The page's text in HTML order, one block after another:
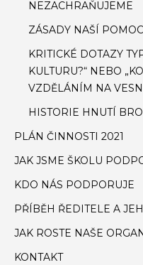
NEZACHRAŇUJEME
ZÁSADY NAŠÍ POMOCI
KRITICKÉ DOTAZY
KULTURU?“ NEBO
VZDĚLÁNÍM NA
HISTORIE HNUTÍ
PLÁN ČINNOSTI 2021
JAK JSME ŠKOLU
KDO NÁS PODPORUJE
PŘÍBĚH ŘEDITELE A
JAK ROSTE NAŠE
KONTAKT